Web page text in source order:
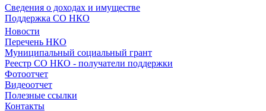
Сведения о доходах и имуществе
Поддержка СО НКО
Новости
Перечень НКО
Муниципальный социальный грант
Реестр СО НКО - получатели поддержки
Фотоотчет
Видеоотчет
Полезные ссылки
Контакты